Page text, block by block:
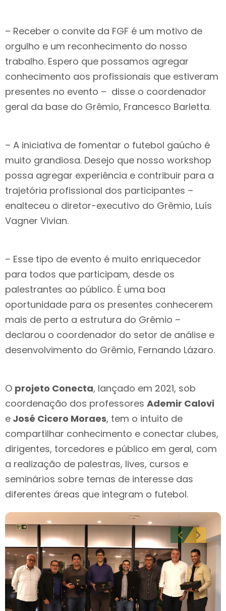
– Receber o convite da FGF é um motivo de
orgulho e um reconhecimento do nosso
trabalho. Espero que possamos agregar
conhecimento aos profissionais que estiveram
presentes no evento – disse o coordenador
geral da base do Grêmio, Francesco Barletta.
– A iniciativa de fomentar o futebol gaúcho é
muito grandiosa. Desejo que nosso workshop
possa agregar experiência e contribuir para a
trajetória profissional dos participantes –
enalteceu o diretor-executivo do Grêmio, Luís
Vagner Vivian.
– Esse tipo de evento é muito enriquecedor
para todos que participam, desde os
palestrantes ao público. É uma boa
oportunidade para os presentes conhecerem
mais de perto a estrutura do Grêmio –
declarou o coordenador do setor de análise e
desenvolvimento do Grêmio, Fernando Lázaro.
O projeto Conecta, lançado em 2021, sob
coordenação dos professores Ademir Calovi
e José Cicero Moraes, tem o intuito de
compartilhar conhecimento e conectar clubes,
dirigentes, torcedores e público em geral, com
a realização de palestras, lives, cursos e
seminários sobre temas de interesse das
diferentes áreas que integram o futebol.